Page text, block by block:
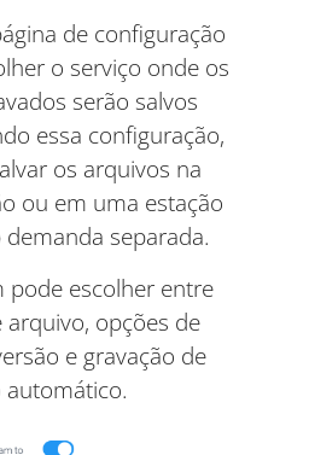
de configuração
o serviço onde os
serão salvos
essa configuração,
os arquivos na
ou em uma estação
demanda separada.
pode escolher entre
opções de
e gravação de
automático.